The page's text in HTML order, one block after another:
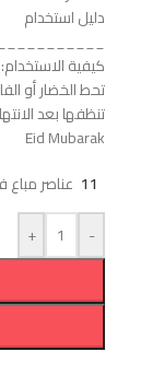
دليل استخدام
كيفية الاستخدام:
تحط الخضار أو
تنظفها بعد
Eid Mubarak
11 عناصر مباع في
-
+